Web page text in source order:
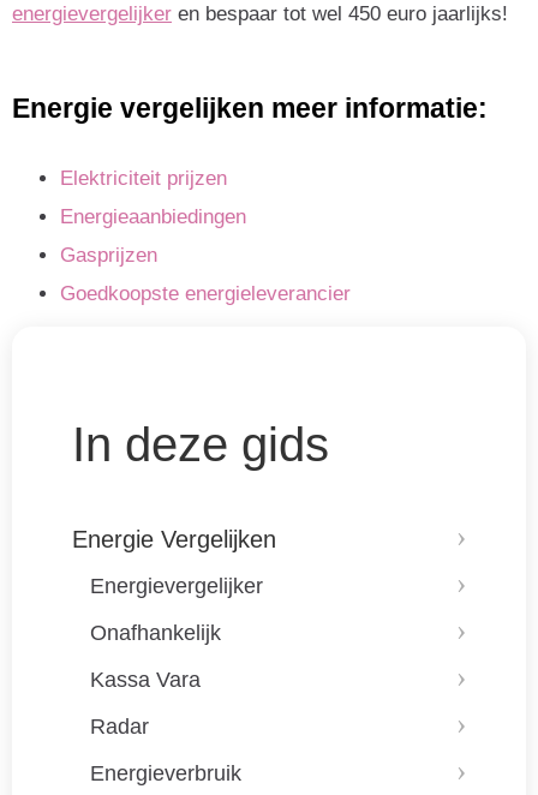
energievergelijker en bespaar tot wel 450 euro jaarlijks!
Energie vergelijken meer informatie:
Elektriciteit prijzen
Energieaanbiedingen
Gasprijzen
Goedkoopste energieleverancier
In deze gids
Energie Vergelijken
Energievergelijker
Onafhankelijk
Kassa Vara
Radar
Energieverbruik